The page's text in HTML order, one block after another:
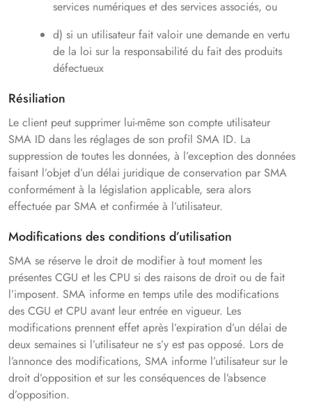
services numériques et des services associés, ou
d) si un utilisateur fait valoir une demande en vertu
de la loi sur la responsabilité du fait des produits
défectueux
Résiliation
Le client peut supprimer lui-même son compte utilisateur
SMA ID dans les réglages de son profil SMA ID. La
suppression de toutes les données, à l’exception des données
faisant l’objet d’un délai juridique de conservation par SMA
conformément à la législation applicable, sera alors
effectuée par SMA et confirmée à l’utilisateur.
Modifications des conditions d’utilisation
SMA se réserve le droit de modifier à tout moment les
présentes CGU et les CPU si des raisons de droit ou de fait
l’imposent. SMA informe en temps utile des modifications
des CGU et CPU avant leur entrée en vigueur. Les
modifications prennent effet après l’expiration d’un délai de
deux semaines si l’utilisateur ne s’y est pas opposé. Lors de
l’annonce des modifications, SMA informe l’utilisateur sur le
droit d’opposition et sur les conséquences de l’absence
d’opposition.